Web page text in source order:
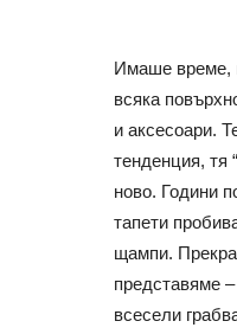
Имаше време,
всяка
и аксесоари.
тенденция, тя
ново. Години
тапети
щампи.
представяме
всесели